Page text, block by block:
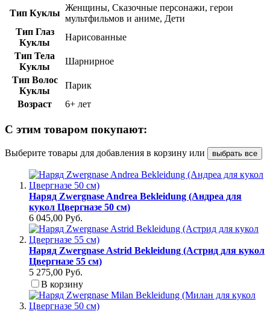
Тип Куклы
Женщины, Сказочные персонажи, герои
мультфильмов и аниме, Дети
Тип Глаз
Куклы
Нарисованные
Тип Тела
Куклы
Шарнирное
Тип Волос
Куклы
Парик
Возраст
6+ лет
С этим товаром покупают:
Выберите товары для добавления в корзину или выбрать все
Наряд Zwergnase Andrea Bekleidung (Андреа для
кукол Цвергназе 50 см)
6 045,00 Руб.
Наряд Zwergnase Astrid Bekleidung (Астрид для кукол
Цвергназе 55 см)
5 275,00 Руб.
В корзину